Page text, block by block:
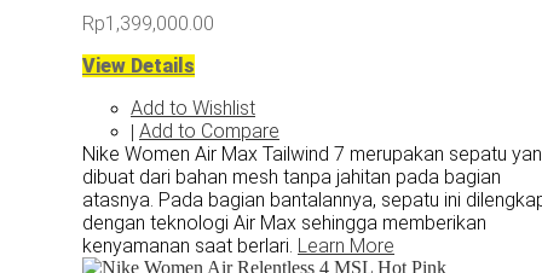
Rp1,399,000.00
View Details
Add to Wishlist
| Add to Compare
Nike Women Air Max Tailwind 7 merupakan sepatu
dibuat dari bahan mesh tanpa jahitan pada bagian
atasnya. Pada bagian bantalannya, sepatu ini
dengan teknologi Air Max sehingga memberikan
kenyamanan saat berlari. Learn More